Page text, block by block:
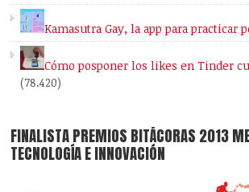
Kamasutra Gay, la app para practicar
Cómo posponer los likes en Tinder
(78.420)
FINALISTA PREMIOS BITÁCORAS 2013
TECNOLOGÍA E INNOVACIÓN